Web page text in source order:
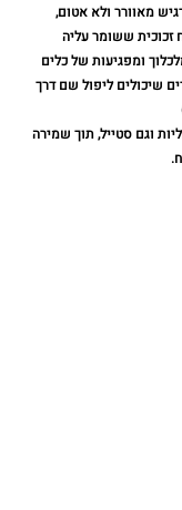
מאוורר ולא אטום,
זכוכית ששומר עליה
ומפגיעות של כלים
שיכולים ליפול שם דרך
וגם סטייל, תוך שמירה